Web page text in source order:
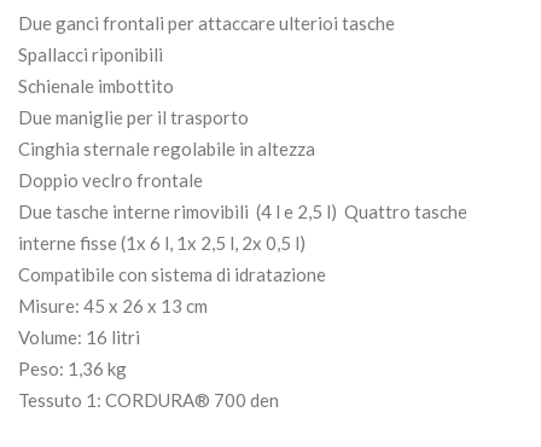
Due ganci frontali per attaccare ulterioi tasche
Spallacci riponibili
Schienale imbottito
Due maniglie per il trasporto
Cinghia sternale regolabile in altezza
Doppio veclro frontale
Due tasche interne rimovibili (4 l e 2,5 l) Quattro tasche
interne fisse (1x 6 l, 1x 2,5 l, 2x 0,5 l)
Compatibile con sistema di idratazione
Misure: 45 x 26 x 13 cm
Volume: 16 litri
Peso: 1,36 kg
Tessuto 1: CORDURA® 700 den